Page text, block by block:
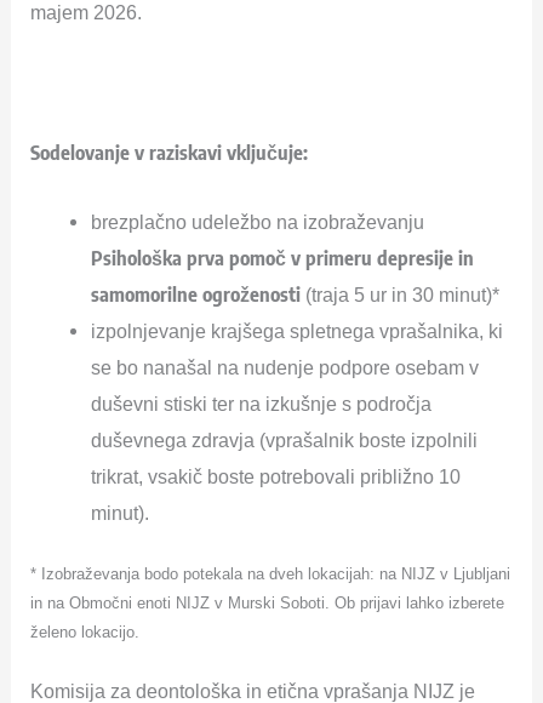
majem 2026.
Sodelovanje v raziskavi vključuje:
brezplačno udeležbo na izobraževanju
Psihološka prva pomoč v primeru depresije in
samomorilne ogroženosti (traja 5 ur in 30 minut)*
izpolnjevanje krajšega spletnega vprašalnika, ki
se bo nanašal na nudenje podpore osebam v
duševni stiski ter na izkušnje s področja
duševnega zdravja (vprašalnik boste izpolnili
trikrat, vsakič boste potrebovali približno 10
minut).
* Izobraževanja bodo potekala na dveh lokacijah: na NIJZ v Ljubljani
in na Območni enoti NIJZ v Murski Soboti. Ob prijavi lahko izberete
želeno lokacijo.
Komisija za deontološka in etična vprašanja NIJZ je